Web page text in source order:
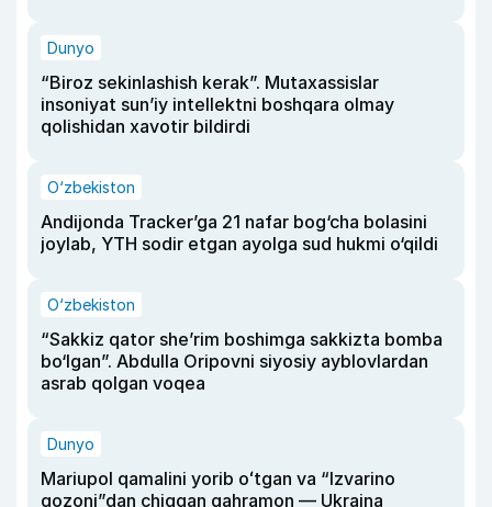
Dunyo
“Biroz sekinlashish kerak”. Mutaxassislar
insoniyat sun’iy intellektni boshqara olmay
qolishidan xavotir bildirdi
O‘zbekiston
Andijonda Tracker’ga 21 nafar bog‘cha bolasini
joylab, YTH sodir etgan ayolga sud hukmi o‘qildi
O‘zbekiston
“Sakkiz qator she’rim boshimga sakkizta bomba
bo‘lgan”. Abdulla Oripovni siyosiy ayblovlardan
asrab qolgan voqea
Dunyo
Mariupol qamalini yorib oʻtgan va “Izvarino
qozoni”dan chiqqan qahramon — Ukraina